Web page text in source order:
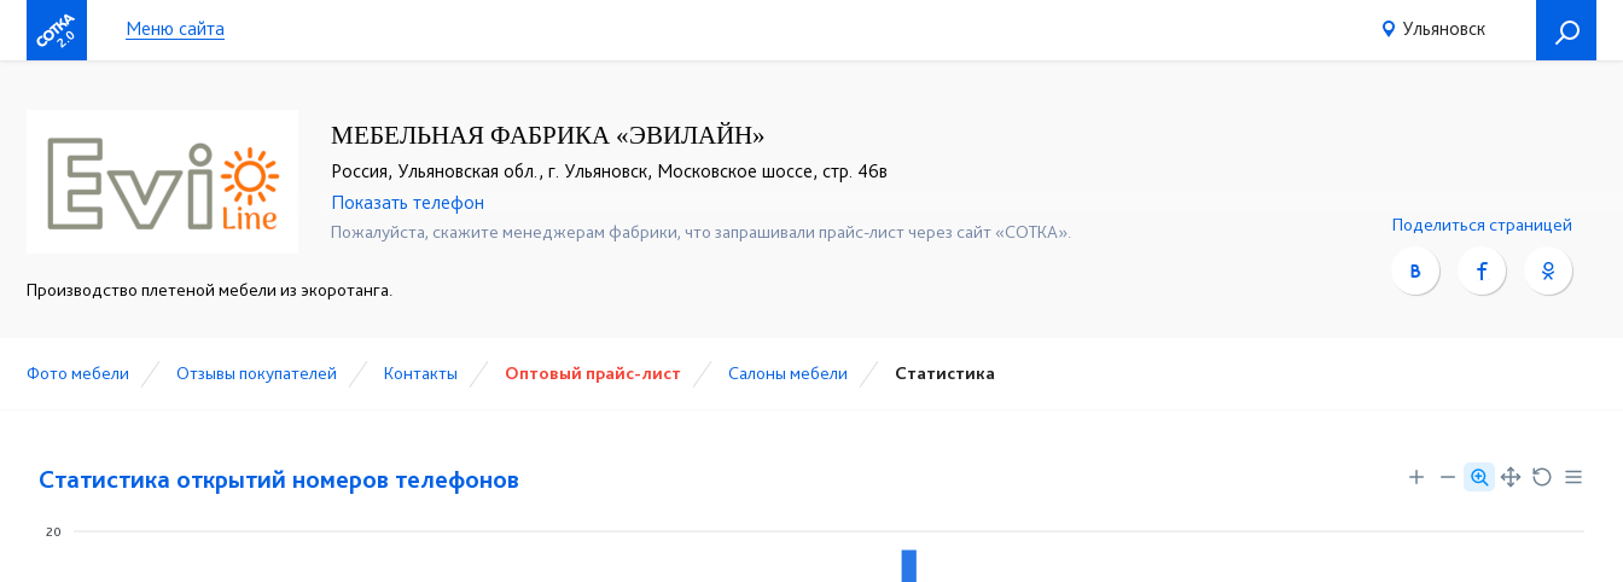
2.0 Меню сайта Ульяновск
МЕБЕЛЬНАЯ ФАБРИКА «ЭВИЛАЙН»
Россия, Ульяновская обл., г. Ульяновск, Московское шоссе, стр. 46в
☎+7 (917) 600-15-16
Показать телефон
Пожалуйста, скажите менеджерам фабрики, что запрашивали прайс-лист через сайт «СОТКА».
Производство плетеной мебели из экоротанга.
Поделиться страницей
Фото мебели Отзывы покупателей Контакты Оптовый прайс-лист Cалоны мебели Статистика
Статистика открытий номеров телефонов
20